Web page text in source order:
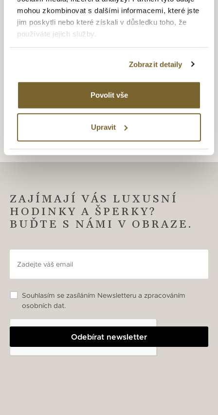
mohou zkombinovat s dalšími informacemi, které jste
jim poskytli nebo které získali v důsledku toho, že
používáte jejich služby.
Zobrazit detaily
Povolit vše
Upravit
ALTMAN DIAMOND
Dlouhletá zkušenost, odborné znalosti, láska k řemeslu a
zlatnické dovednosti je to, co se odráží ve špercích Altman
Diamond. Drahé kovy ve spojení s krásnými a ušlechtilými
diamanty, které jsou pečlivě a znalecky vybírané pod
dohledem opravdových odborníků se v rukách zručných
zlatníků mění v opravdové šperkařské skvosty vhodné
obdivu. Šperky v nadčasovém designu s puncem grácie a
ZAJÍMAJÍ VÁS LUXUSNÍ
HODINKY A ŠPERKY?
BUĎTE S NÁMI V OBRAZE.
Odebírat newsletter
Souhlasím se zasíláním Newsletteru a zpracováním
osobních dat.